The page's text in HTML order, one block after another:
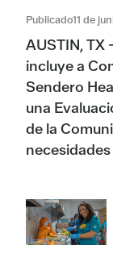
Publicado11 de
AUSTIN, TX
incluye a
Sendero
una
de la